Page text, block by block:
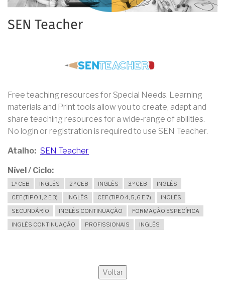
SEN Teacher
Free teaching resources for Special Needs. Learning
materials and Print tools allow you to create, adapt and
share teaching resources for a wide-range of abilities.
No login or registration is required to use SEN Teacher.
Atalho SEN Teacher
Nível / Ciclo
1.º CEB INGLÊS 2.º CEB INGLÊS 3.º CEB
INGLÊS
CEF (TIPO 1, 2 E 3)
INGLÊS CEF (TIPO 4, 5, 6 E 7)
INGLÊS
SECUNDÁRIO
INGLÊS CONTINUAÇÃO
FORMAÇÃO ESPECÍFICA
INGLÊS CONTINUAÇÃO
PROFISSIONAIS INGLÊS
Voltar